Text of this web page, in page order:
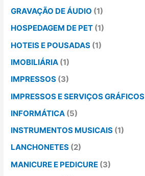
GRAVAÇÃO DE ÁUDIO (1)
HOSPEDAGEM DE PET (1)
HOTEIS E POUSADAS (1)
IMOBILIÁRIA (1)
IMPRESSOS (3)
IMPRESSOS E SERVIÇOS GRÁFICOS
INFORMÁTICA (5)
INSTRUMENTOS MUSICAIS (1)
LANCHONETES (2)
MANICURE E PEDICURE (3)